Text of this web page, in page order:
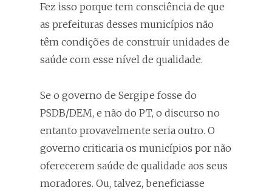
Fez isso porque tem consciência de que
as prefeituras desses municípios não
têm condições de construir unidades de
saúde com esse nível de qualidade.
Se o governo de Sergipe fosse do
PSDB/DEM, e não do PT, o discurso no
entanto provavelmente seria outro. O
governo criticaria os municípios por não
oferecerem saúde de qualidade aos seus
moradores. Ou, talvez, beneficiasse